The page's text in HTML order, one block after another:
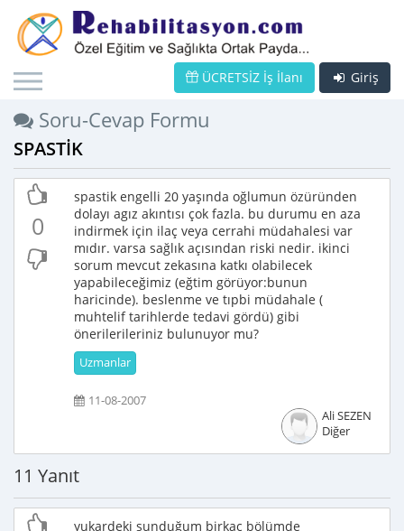
Giriş
ÜCRETSİZ İş İlanı
Soru-Cevap Formu
SPASTİK
0
spastik engelli 20 yaşında oğlumun özüründen
dolayı agız akıntısı çok fazla. bu durumu en aza
indirmek için ilaç veya cerrahi müdahalesi var
mıdır. varsa sağlık açısından riski nedir. ikinci
sorum mevcut zekasına katkı olabilecek
yapabileceğimiz (eğtim görüyor:bunun
haricinde). beslenme ve tıpbi müdahale (
muhtelif tarihlerde tedavi gördü) gibi
önerilerileriniz bulunuyor mu?
Uzmanlar
11-08-2007
Ali SEZEN
Diğer
11 Yanıt
yukardeki sunduğum birkaç bölümde